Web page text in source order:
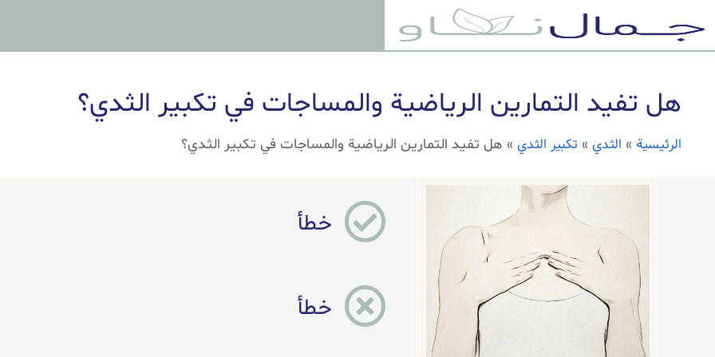
هل تفيد التمارين الرياضية والمساجات في تكبير الثدي؟
الرئيسية » الثدي » تكبير الثدي » هل تفيد التمارين الرياضية والمساجات في تكبير الثدي؟
خطأ
خطأ